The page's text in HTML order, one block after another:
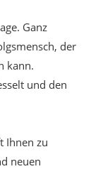
Ganz
der
kann.
und den
Ihnen zu
neuen